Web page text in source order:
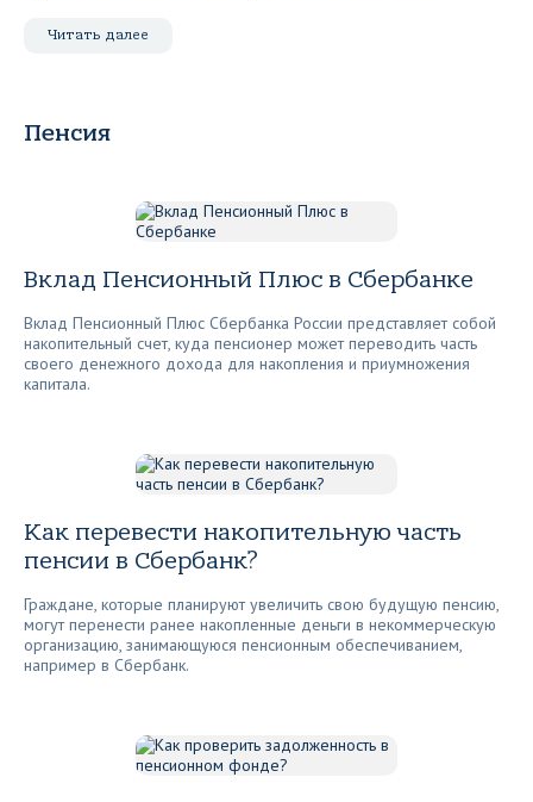
Читать далее
Пенсия
Вклад Пенсионный Плюс в Сбербанке
Вклад Пенсионный Плюс Сбербанка России представляет собой
накопительный счет, куда пенсионер может переводить часть
своего денежного дохода для накопления и приумножения
капитала.
Как перевести накопительную часть
пенсии в Сбербанк?
Граждане, которые планируют увеличить свою будущую пенсию,
могут перенести ранее накопленные деньги в некоммерческую
организацию, занимающуюся пенсионным обеспечиванием,
например в Сбербанк.